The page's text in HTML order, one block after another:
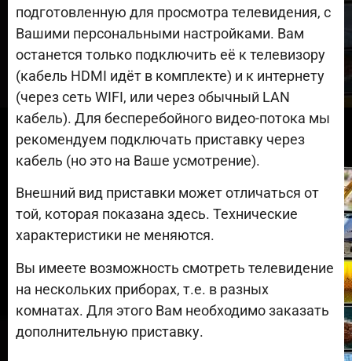
подготовленную для просмотра телевидения, с
Вашими персональными настройками. Вам
останется только подключить её к телевизору
(кабель HDMI идёт в комплекте) и к интернету
(через сеть WIFI, или через обычный LAN
кабель). Для бесперебойного видео-потока мы
рекомендуем подключать приставку через
кабель (но это на Ваше усмотрение).
Внешний вид приставки может отличаться от
той, которая показана здесь. Технические
характеристики не меняются.
Вы имеете возможность смотреть телевидение
на нескольких приборах, т.е. в разных
комнатах. Для этого Вам необходимо заказать
дополнительную приставку.